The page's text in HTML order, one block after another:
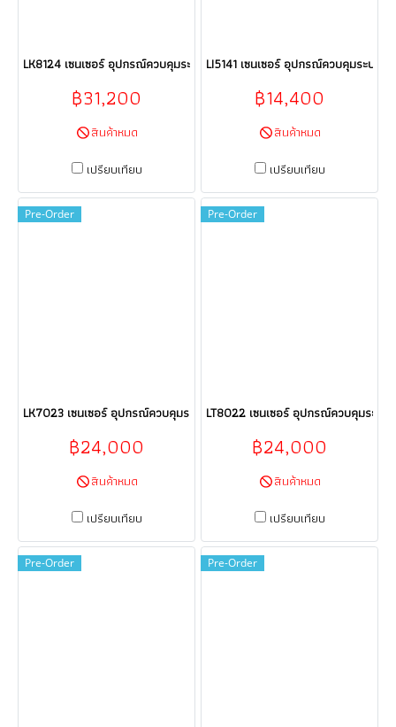
LK8124 เซนเซอร์ อุปกรณ์ควบคุมระบบอัตโนมัติ Sensor ifm electronic
฿31,200
สินค้าหมด
เปรียบเทียบ
LI5141 เซนเซอร์ อุปกรณ์ควบคุมระบบ
฿14,400
สินค้าหมด
เปรียบเทียบ
Pre-Order
LK7023 เซนเซอร์ อุปกรณ์ควบคุมระบบอัตโนมัติ Sensor ifm electronic
฿24,000
สินค้าหมด
เปรียบเทียบ
Pre-Order
LT8022 เซนเซอร์ อุปกรณ์ควบคุมระบ
฿24,000
สินค้าหมด
เปรียบเทียบ
Pre-Order Pre-Order